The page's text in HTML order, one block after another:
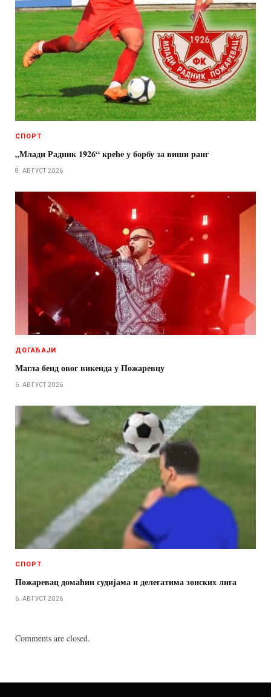
СПОРТ
„Млади Радник 1926“ креће у борбу за виши ранг
8. АВГУСТ 2026.
ДОГАЂАЈИ
Магла бенд овог викенда у Пожаревцу
6. АВГУСТ 2026.
СПОРТ
Пожаревац домаћин судијама и делегатима зонских лига
6. АВГУСТ 2026.
Comments are closed.